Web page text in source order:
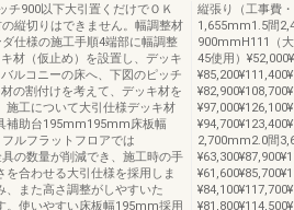
チ900以下大引置くだけでＯＫ
縦切りはできません。幅調整材
仕様の施工手順4端部に幅調整
材（仮止め）を設置し、デッキ
ルコニーの床へ、下図のピッチ
の割付けを考えて、デッキ材を
工について大引仕様デッキ材
補助台195mm195mm床板幅
ルフラットフロアでは
の数量が削減でき、施工時の手
合わせる大引仕様を採用しま
、また高さ調整がしやすいた
。使いやすい床板幅195mm採用
縦張り（工事費
1,655mm1.5間
900mmH111（
45使用）
2,700mm2.0間